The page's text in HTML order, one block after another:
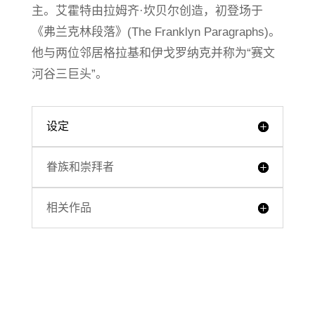
主。艾霍特由拉姆齐·坎贝尔创造，初登场于
《弗兰克林段落》(The Franklyn Paragraphs)。
他与两位邻居格拉基和伊戈罗纳克并称为“赛文
河谷三巨头”。
设定
眷族和崇拜者
相关作品